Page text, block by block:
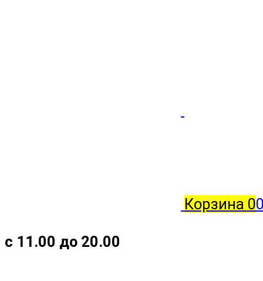
Корзина 0
с 11.00 до 20.00